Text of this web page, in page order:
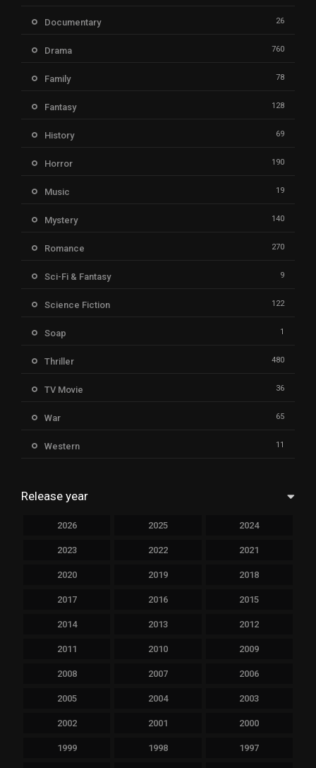
Documentary 26
Drama 760
Family 78
Fantasy 128
History 69
Horror 190
Music 19
Mystery 140
Romance 270
Sci-Fi & Fantasy 9
Science Fiction 122
Soap 1
Thriller 480
TV Movie 36
War 65
Western 11
Release year
2026 2025 2024
2023 2022 2021
2020 2019 2018
2017 2016 2015
2014 2013 2012
2011 2010 2009
2008 2007 2006
2005 2004 2003
2002 2001 2000
1999 1998 1997